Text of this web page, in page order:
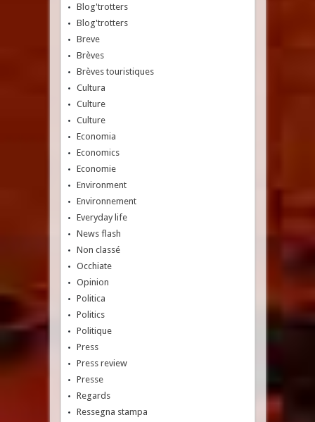
Blog'trotters
Blog'trotters
Breve
Brèves
Brèves touristiques
Cultura
Culture
Culture
Economia
Economics
Economie
Environment
Environnement
Everyday life
News flash
Non classé
Occhiate
Opinion
Politica
Politics
Politique
Press
Press review
Presse
Regards
Ressegna stampa